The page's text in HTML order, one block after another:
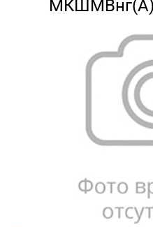
МКШМВнг(А)-